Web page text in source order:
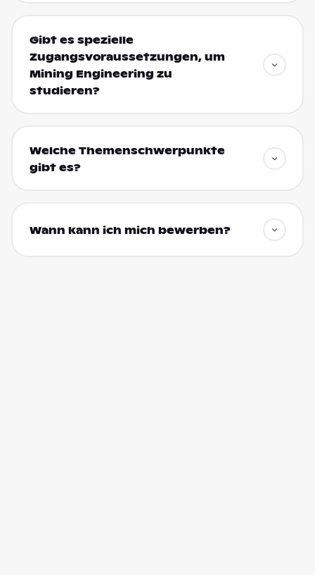
Gibt es spezielle
Zugangsvoraussetzungen, um
Mining Engineering zu
studieren?
Welche Themenschwerpunkte
gibt es?
Wann kann ich mich bewerben?